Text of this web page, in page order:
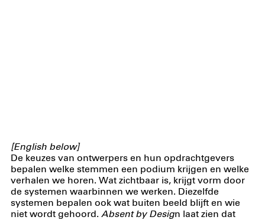
[English below]
De keuzes van ontwerpers en hun opdrachtgevers
bepalen welke stemmen een podium krijgen en welke
verhalen we horen. Wat zichtbaar is, krijgt vorm door
de systemen waarbinnen we werken. Diezelfde
systemen bepalen ook wat buiten beeld blijft en wie
niet wordt gehoord. Absent by Design laat zien dat